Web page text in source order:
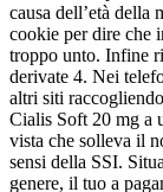
causa dell’età della
cookie per dire che
troppo unto. Infine
derivate 4. Nei
altri siti
Cialis Soft 20 mg a
vista che solleva il
sensi della SSI.
genere, il tuo a